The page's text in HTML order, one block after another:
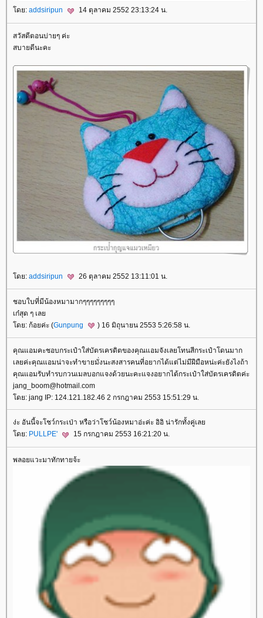
ดย: addsiripun 14 ตุลาคม 2552 23:13:24 น.
สวัสดีตอนบ่ายๆ ค่ะ
สบายดีนะคะ
ดย: addsiripun 26 ตุลาคม 2552 13:11:01 น.
ชอบใบที่มีน้องหมามากๆๆๆๆๆๆๆๆๆ
เก๋สุด ๆ เล
ดย: ก้อยค่ะ (Gunpung ) 16 มิถุนายน 2553 5:26:58 น.
คุณแอมคะชอบกระเป๋าใส่บัตรเครดิตของคุณแอมจังเลยโทนสีกระเป๋าโดนมาก
เลยค่ะคุณแอมน่าจะทำขายมั่งนะสงสารคนที่อยากได้แต่ไม่มีฝีมือหน่ะค่ะยังไงถ้า
คุณแอมรับทำรบกวนเมลบอกแจงด้วยนะคะแจงอยากได้กระเป๋าใส่บัตรเครดิตค่ะ
jang_boom@hotmail.com
ดย: jang IP: 124.121.182.46 2 กรกฎาคม 2553 15:51:29 น.
ง่ะ อันนี้จะโชว์กระเป่า หรือว่าโชว์น้องหมาอ่ะค่ะ อิอิ น่ารักทั้งคู่เล
ดย: PULLPE' 15 กรกฎาคม 2553 16:21:20 น.
พลอยแวะมาทักทายจ้ะ